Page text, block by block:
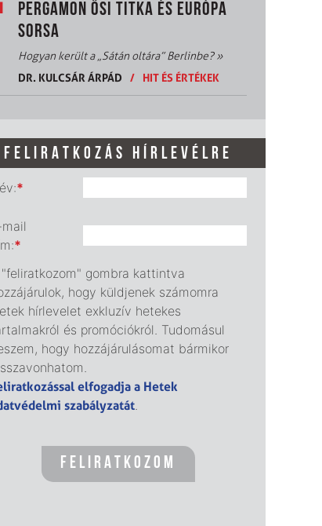
PERGAMON ŐSI TITKA ÉS EURÓPA
SORSA
Hogyan került a „Sátán oltára” Berlinbe?»
DR. KULCSÁR ÁRPÁD
/ HIT ÉS ÉRTÉKEK
FELIRATKOZÁS HÍRLEVÉLRE
*
mail
*
gombra kattintva
hogy küldjenek számomra
hírlevelet exkluzív hetekes
és promóciókról. Tudomásul
hogy hozzájárulásomat bármikor
elfogadja a Hetek
szabályzatát.